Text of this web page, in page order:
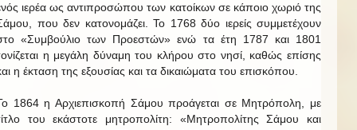
ιερέα ως αντιπροσώπου των κατοίκων σε κάποιο χωριό της
που δεν κατονομάζει. Το 1768 δύο ιερείς συμμετέχουν
«Συμβούλιο των Προεστών» ενώ τα έτη 1787 και 1801
η μεγάλη δύναμη του κλήρου στο νησί, καθώς επίσης
η έκταση της εξουσίας και τα δικαιώματα του επισκόπου.
1864 η Αρχιεπισκοπή Σάμου προάγεται σε Μητρόπολη, με
του εκάστοτε μητροπολίτη: «Μητροπολίτης Σάμου και